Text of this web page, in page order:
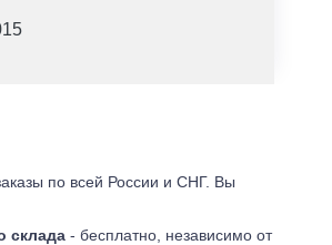
по всей России и СНГ. Вы
склада - бесплатно, независимо от